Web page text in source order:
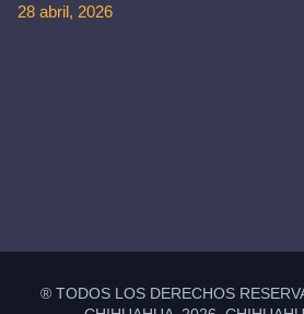
28 abril, 2026
® TODOS LOS DERECHOS